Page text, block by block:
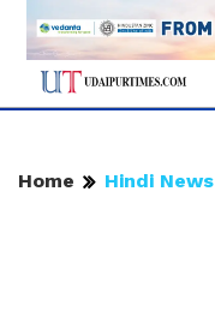
Home Hindi News